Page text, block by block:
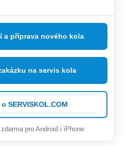
a příprava nového kola
na servis kola
SERVISKOL.COM
pro Android i iPhone.